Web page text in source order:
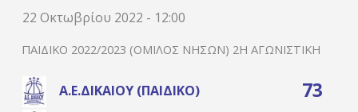
22 Οκτωβρίου 2022 - 12:00
ΠΑΙΔΙΚΌ 2022/2023 (ΌΜΙΛΟΣ ΝΉΣΩΝ) 2Η ΑΓΩΝΙΣΤΙΚΉ
Α.Ε.ΔΙΚΑΊΟΥ (ΠΑΙΔΙΚΌ) 73